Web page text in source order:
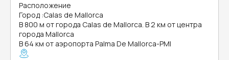
Расположение
Город :Calas de Mallorca
В 800 м от города Calas de Mallorca. В 2 км от центра
города Mallorca
В 64 км от аэропорта Palma De Mallorca-PMI